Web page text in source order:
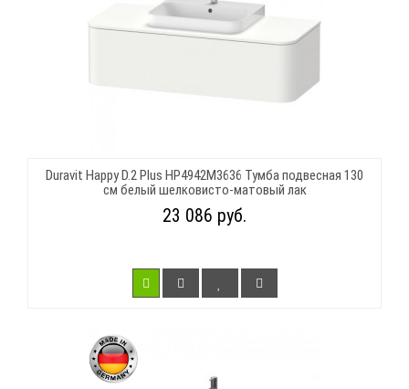
Duravit Happy D.2 Plus HP4942M3636 Тумба подвесная 130
см белый шелковисто-матовый лак
23 086 руб.